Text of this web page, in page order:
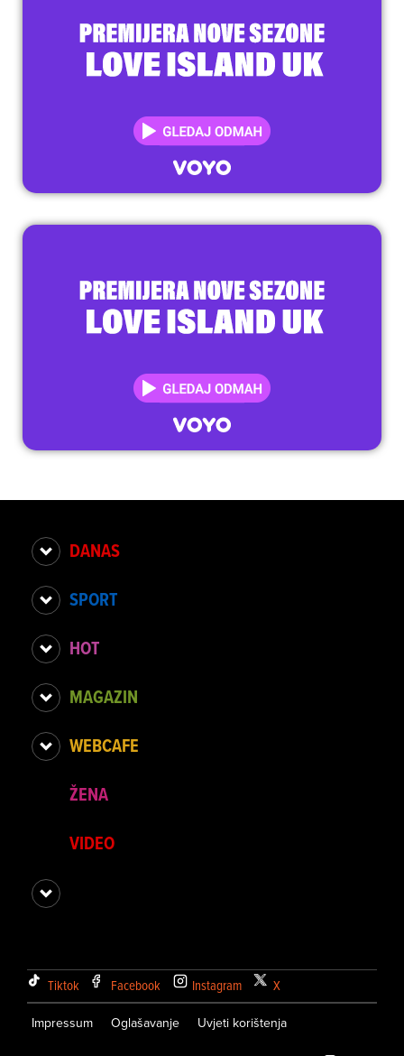
DANAS
SPORT
HOT
MAGAZIN
WEBCAFE
ŽENA
VIDEO
Tiktok Facebook Instagram X
Impressum Oglašavanje Uvjeti korištenja